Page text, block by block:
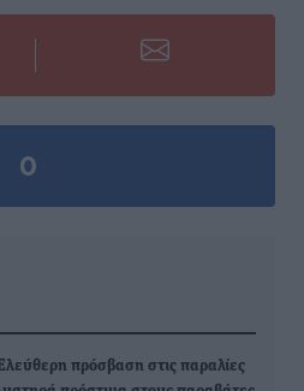
0
πρόσβαση στις παραλίες